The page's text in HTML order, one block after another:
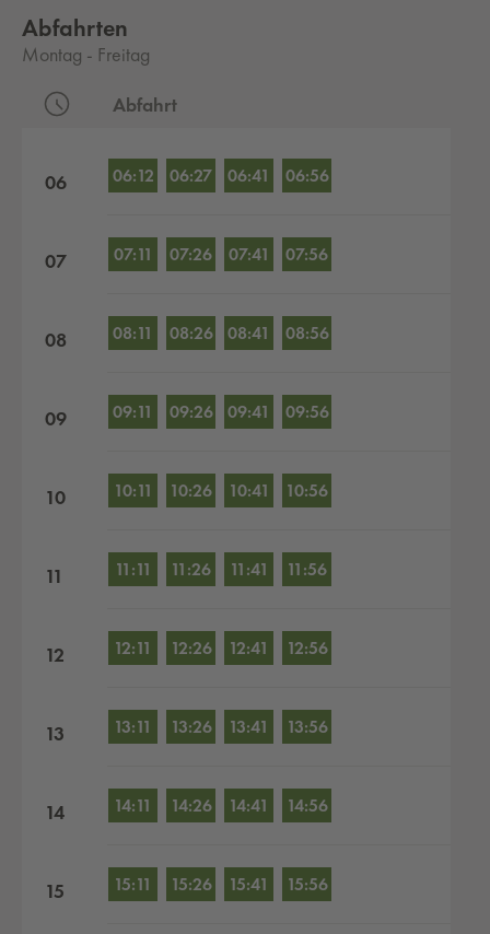
Abfahrten
Montag - Freitag
Abfahrt
06 06:12 06:27 06:41 06:56
07 07:11 07:26 07:41 07:56
08 08:11 08:26 08:41 08:56
09 09:11 09:26 09:41 09:56
10 10:11 10:26 10:41 10:56
11 11:11 11:26 11:41 11:56
12 12:11 12:26 12:41 12:56
13 13:11 13:26 13:41 13:56
14 14:11 14:26 14:41 14:56
15 15:11 15:26 15:41 15:56